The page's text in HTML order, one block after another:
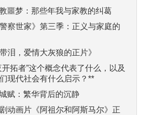
噩梦：那些年我与家教的纠葛
察世家》第三季：正义与家庭的
带泪，爱情大灰狼的正片》
开拓者”这个概念代表了什么，以及
现代社会有什么启示？**
赋：繁华背后的沉静
动画片《阿祖尔和阿斯马尔》正